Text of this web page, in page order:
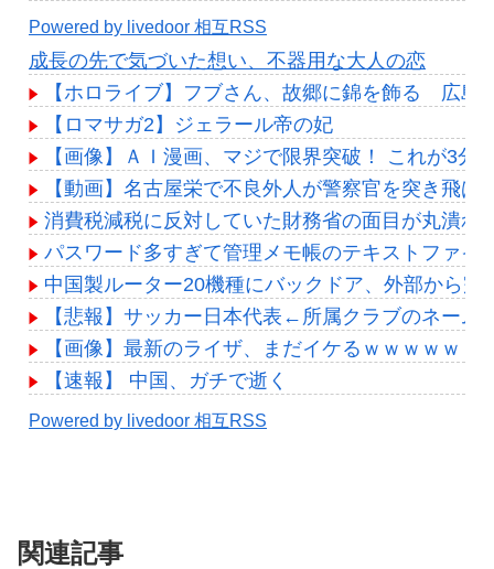
Powered by livedoor 相互RSS
成長の先で気づいた想い、不器用な大人の恋
【ホロライブ】フブさん、故郷に錦を飾る 広島
【ロマサガ2】ジェラール帝の妃
【画像】ＡＩ漫画、マジで限界突破！ これが3分
【動画】名古屋栄で不良外人が警察官を突き飛ば
消費税減税に反対していた財務省の面目が丸潰
パスワード多すぎて管理メモ帳のテキストファイ
中国製ルーター20機種にバックドア、外部から完
【悲報】サッカー日本代表←所属クラブのネー
【画像】最新のライザ、まだイケるｗｗｗｗｗ
【速報】 中国、ガチで逝く
Powered by livedoor 相互RSS
関連記事